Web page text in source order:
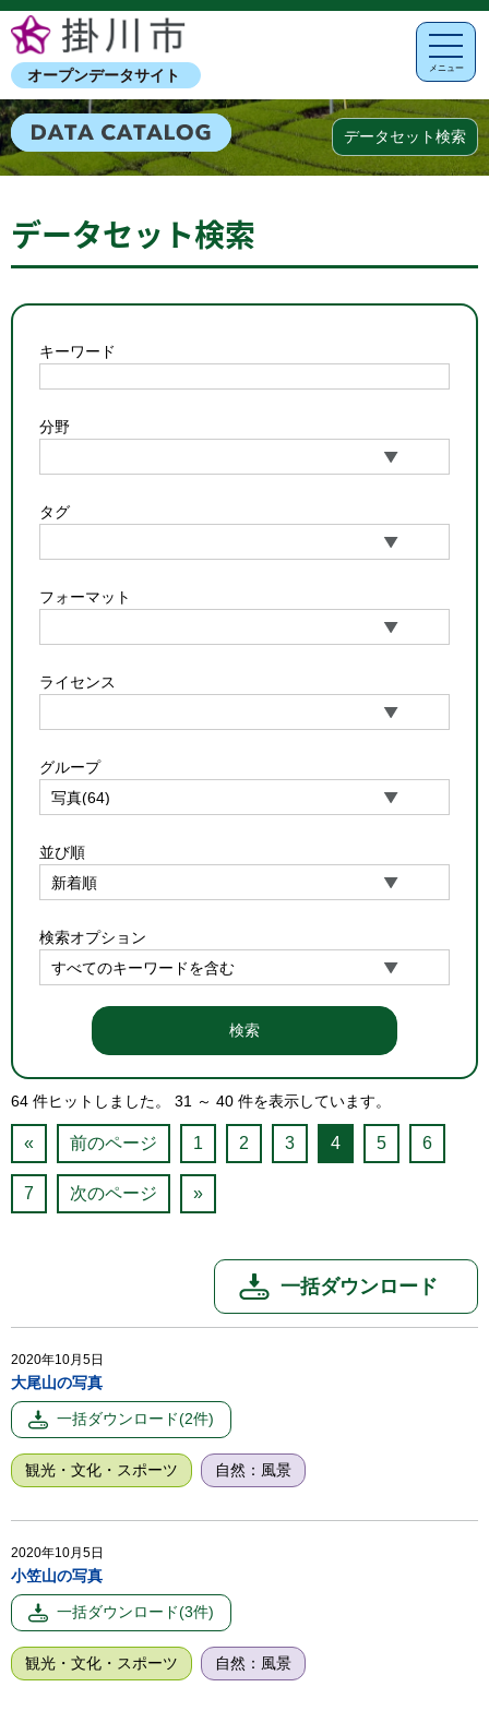
オープンデータサイト メニュー
データセット検索
データセット検索
キーワード
分野
タグ
フォーマット
ライセンス
グループ
並び順
検索オプション
64 件ヒットしました。 31 ～ 40 件を表示しています。
« 前のページ 1 2 3 4 5 6
7 次のページ »
2020年10月5日
大尾山の写真
観光・文化・スポーツ 自然：風景
2020年10月5日
小笠山の写真
観光・文化・スポーツ 自然：風景